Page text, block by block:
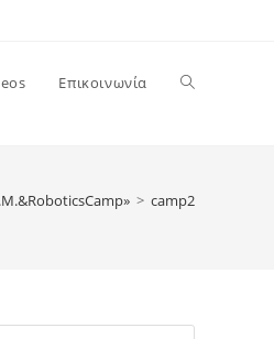
Επικοινωνία Toggle
> camp2